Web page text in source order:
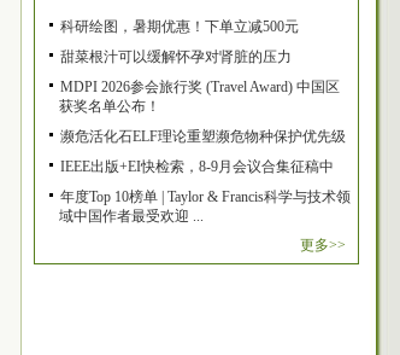
科研绘图，暑期优惠！下单立减500元
甜菜根汁可以缓解怀孕对肾脏的压力
MDPI 2026参会旅行奖 (Travel Award) 中国区
获奖名单公布！
濒危活化石ELF理论重塑濒危物种保护优先级
IEEE出版+EI快检索，8-9月会议合集征稿中
年度Top 10榜单 | Taylor & Francis科学与技术领
域中国作者最受欢迎 ...
更多>>